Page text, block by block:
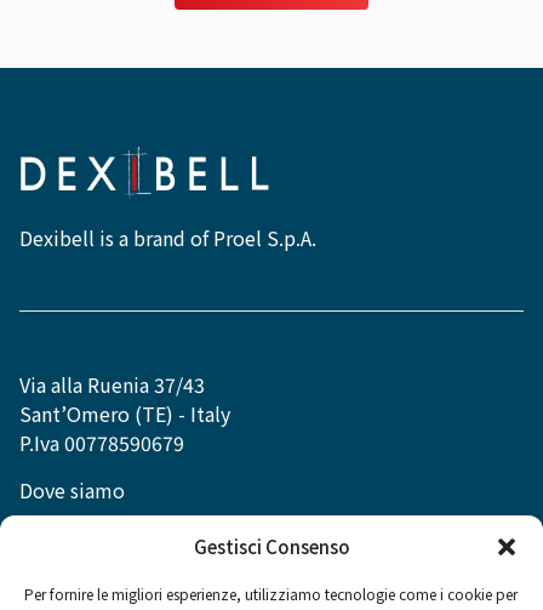
Gestisci Consenso
Per fornire le migliori esperienze, utilizziamo tecnologie come i cookie per
Dexibell is a brand of Proel S.p.A.
Via alla Ruenia 37/43
Sant’Omero (TE) - Italy
P.Iva 00778590679
Dove siamo